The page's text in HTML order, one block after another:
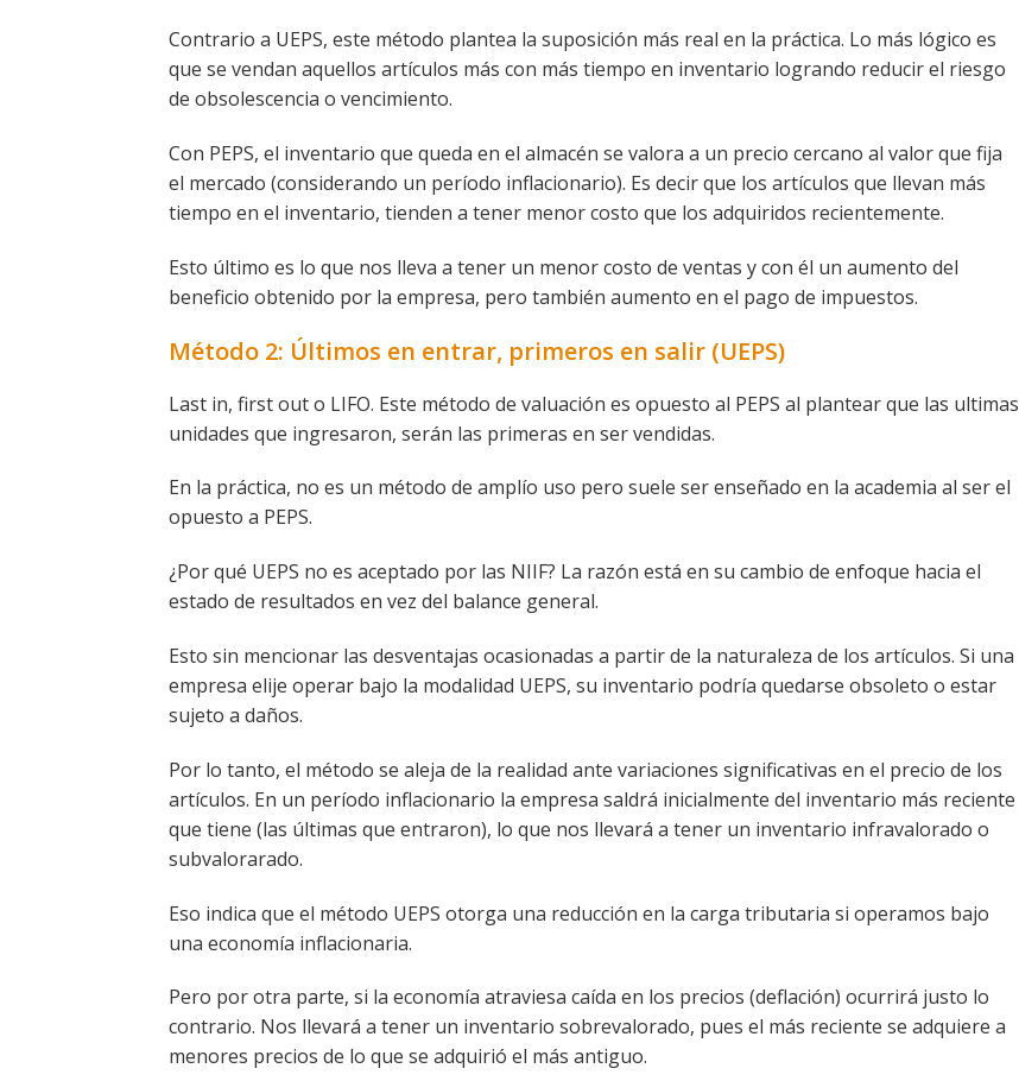
Contrario a UEPS, este método plantea la suposición más real en la práctica. Lo más lógico es
que se vendan aquellos artículos más con más tiempo en inventario logrando reducir el riesgo
de obsolescencia o vencimiento.
Con PEPS, el inventario que queda en el almacén se valora a un precio cercano al valor que fija
el mercado (considerando un período inflacionario). Es decir que los artículos que llevan más
tiempo en el inventario, tienden a tener menor costo que los adquiridos recientemente.
Esto último es lo que nos lleva a tener un menor costo de ventas y con él un aumento del
beneficio obtenido por la empresa, pero también aumento en el pago de impuestos.
Método 2: Últimos en entrar, primeros en salir (UEPS)
Last in, first out o LIFO. Este método de valuación es opuesto al PEPS al plantear que las ultimas
unidades que ingresaron, serán las primeras en ser vendidas.
En la práctica, no es un método de amplío uso pero suele ser enseñado en la academia al ser el
opuesto a PEPS.
¿Por qué UEPS no es aceptado por las NIIF? La razón está en su cambio de enfoque hacia el
estado de resultados en vez del balance general.
Esto sin mencionar las desventajas ocasionadas a partir de la naturaleza de los artículos. Si una
empresa elije operar bajo la modalidad UEPS, su inventario podría quedarse obsoleto o estar
sujeto a daños.
Por lo tanto, el método se aleja de la realidad ante variaciones significativas en el precio de los
artículos. En un período inflacionario la empresa saldrá inicialmente del inventario más reciente
que tiene (las últimas que entraron), lo que nos llevará a tener un inventario infravalorado o
subvalorarado.
Eso indica que el método UEPS otorga una reducción en la carga tributaria si operamos bajo
una economía inflacionaria.
Pero por otra parte, si la economía atraviesa caída en los precios (deflación) ocurrirá justo lo
contrario. Nos llevará a tener un inventario sobrevalorado, pues el más reciente se adquiere a
menores precios de lo que se adquirió el más antiguo.